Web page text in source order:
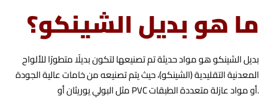
ما هو بديل الشينكو؟
بديل الشينكو هو مواد حديثة تم تصنيعها لتكون بديلًا متطورًا للألواح
المعدنية التقليدية (الشينكو)، حيث يتم تصنيعه من خامات عالية الجودة
مثل البولي يوريثان أو PVC أو مواد عازلة متعددة الطبقات.